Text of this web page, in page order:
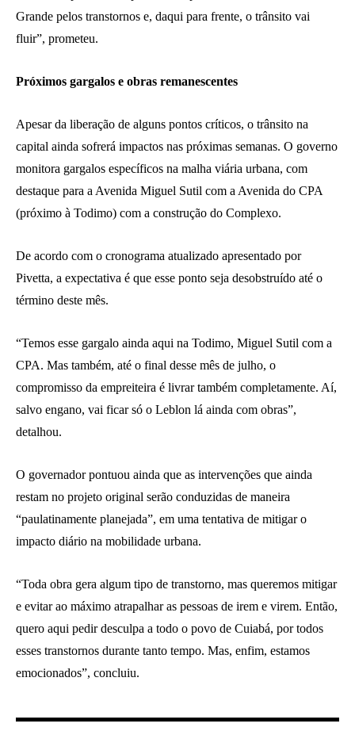
Grande pelos transtornos e, daqui para frente, o trânsito vai
fluir”, prometeu.
Próximos gargalos e obras remanescentes
Apesar da liberação de alguns pontos críticos, o trânsito na
capital ainda sofrerá impactos nas próximas semanas. O governo
monitora gargalos específicos na malha viária urbana, com
destaque para a Avenida Miguel Sutil com a Avenida do CPA
(próximo à Todimo) com a construção do Complexo.
De acordo com o cronograma atualizado apresentado por
Pivetta, a expectativa é que esse ponto seja desobstruído até o
término deste mês.
“Temos esse gargalo ainda aqui na Todimo, Miguel Sutil com a
CPA. Mas também, até o final desse mês de julho, o
compromisso da empreiteira é livrar também completamente. Aí,
salvo engano, vai ficar só o Leblon lá ainda com obras”,
detalhou.
O governador pontuou ainda que as intervenções que ainda
restam no projeto original serão conduzidas de maneira
“paulatinamente planejada”, em uma tentativa de mitigar o
impacto diário na mobilidade urbana.
“Toda obra gera algum tipo de transtorno, mas queremos mitigar
e evitar ao máximo atrapalhar as pessoas de irem e virem. Então,
quero aqui pedir desculpa a todo o povo de Cuiabá, por todos
esses transtornos durante tanto tempo. Mas, enfim, estamos
emocionados”, concluiu.